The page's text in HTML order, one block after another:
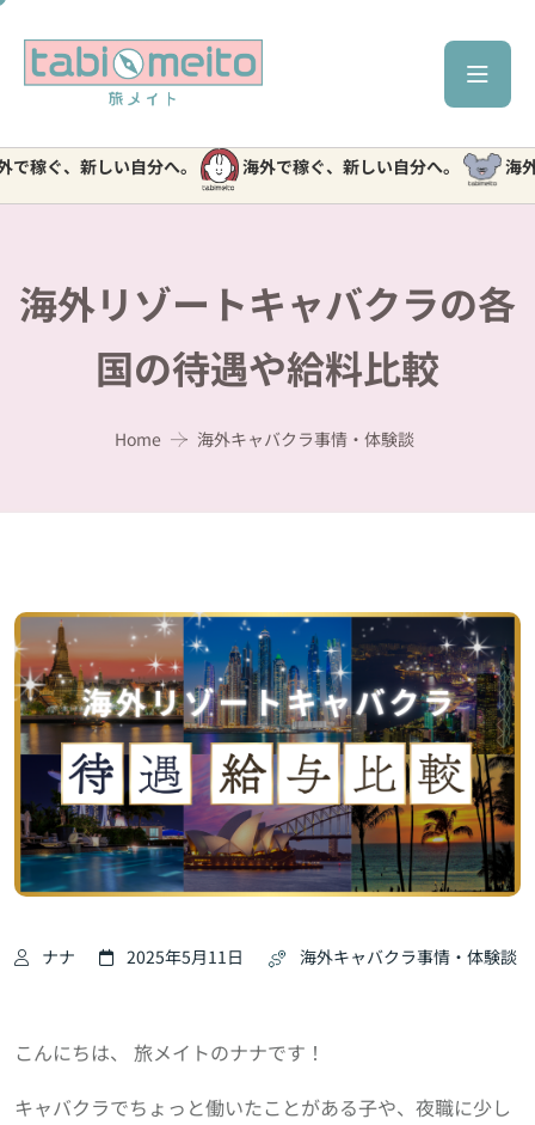
、新しい自分へ。 海外で稼ぐ、新しい自分へ。 海外で稼
海外リゾートキャバクラの各
国の待遇や給料比較
Home 海外キャバクラ事情・体験談
ナナ 2025年5月11日 海外キャバクラ事情・体験談
こんにちは、 旅メイトのナナです！
キャバクラでちょっと働いたことがある子や、夜職に少し